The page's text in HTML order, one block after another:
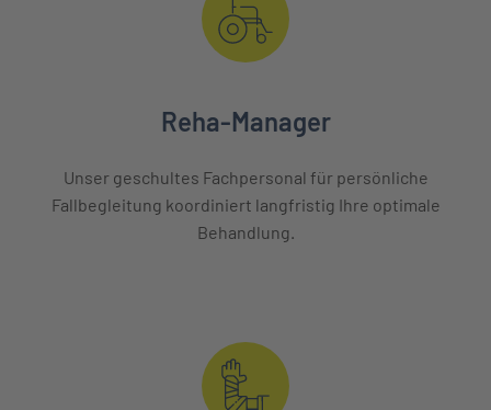
Reha-Manager
Unser geschultes Fachpersonal für persönliche
Fallbegleitung koordiniert langfristig Ihre optimale
Behandlung.